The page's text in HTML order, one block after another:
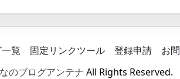
覧 固定リンクツール 登録申請
お
のブログアンテナ All Rights Reserved.